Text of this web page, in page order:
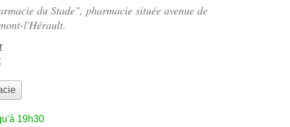
du Stade", pharmacie située avenue de
l'Hérault.
19h30